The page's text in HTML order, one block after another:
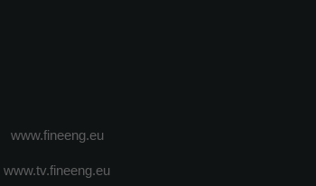
www.fineeng.eu
www.tv.fineeng.eu